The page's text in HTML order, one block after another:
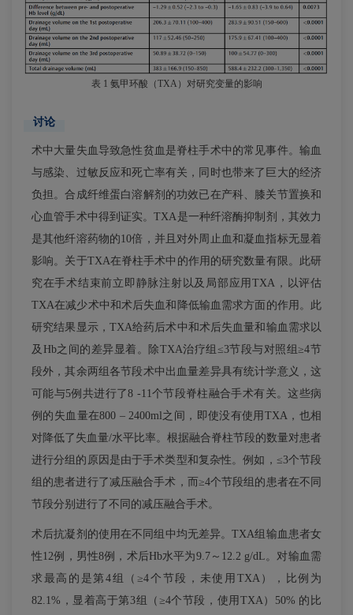
表 1 氨甲环酸（TXA）对研究变量的影响
讨论
术中大量失血导致急性贫血是脊柱手术中的常见事件。输血
与感染、过敏反应和死亡率有关，同时也带来了巨大的经济
负担。合成纤维蛋白溶解剂的功效已在产科、膝关节置换和
心血管手术中得到证实。TXA是一种纤溶酶抑制剂，其效力
是其他纤溶药物的10倍，并且对外周止血和凝血指标无显着
影响。关于TXA在脊柱手术中的作用的研究数量有限。此研
究在手术结束前立即静脉注射以及局部应用TXA，以评估
TXA在减少术中和术后失血和降低输血需求方面的作用。此
研究结果显示，TXA给药后术中和术后失血量和输血需求以
及Hb之间的差异显着。除TXA治疗组≤3节段与对照组≥4节
段外，其余两组各节段术中出血量差异具有统计学意义，这
可能与5例共进行了8 -11个节段脊柱融合手术有关。这些病
例的失血量在800 – 2400ml之间，即使没有使用TXA，也相
对降低了失血量/水平比率。根据融合脊柱节段的数量对患者
进行分组的原因是由于手术类型和复杂性。例如，≤3个节段
组的患者进行了减压融合手术，而≥4个节段组的患者在不同
节段分别进行了不同的减压融合手术。
术后抗凝剂的使用在不同组中均无差异。TXA组输血患者女
性12例，男性8例，术后Hb水平为9.7～12.2 g/dL。对输血需
求最高的是第4组（≥4个节段，未使用TXA），比例为
82.1%，显着高于第3组（≥4个节段，使用TXA）50% 的比